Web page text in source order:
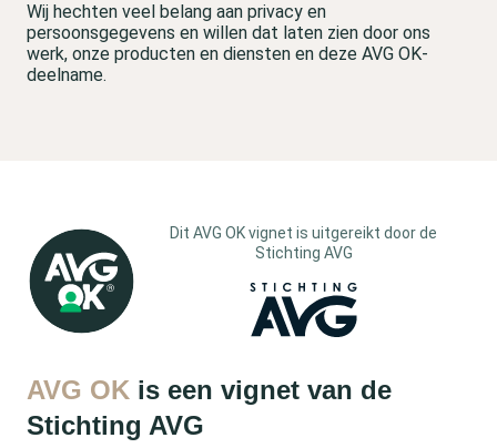
Wij hechten veel belang aan privacy en
persoonsgegevens en willen dat laten zien door ons
werk, onze producten en diensten en deze AVG OK-
deelname.
Dit AVG OK vignet is uitgereikt door de
Stichting AVG
AVG OK is een vignet van de
Stichting AVG